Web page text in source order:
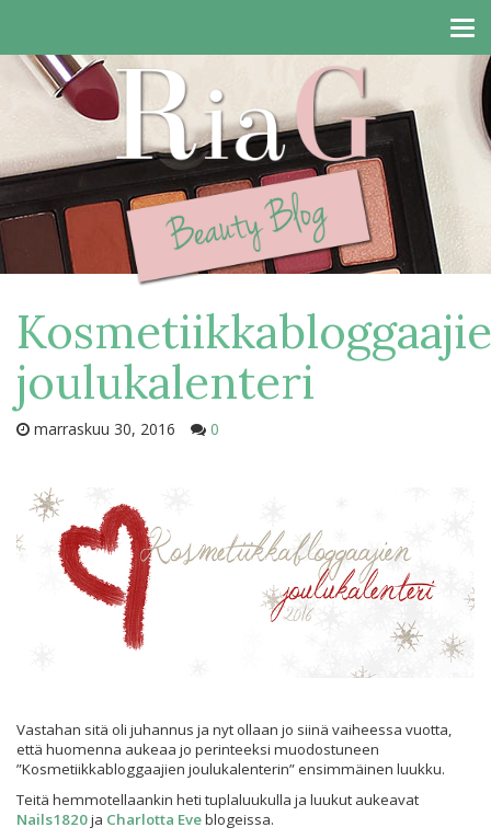
joulukalenteri
marraskuu 30, 2016 0
Vastahan sitä oli juhannus ja nyt ollaan jo siinä vaiheessa vuotta,
että huomenna aukeaa jo perinteeksi muodostuneen
”Kosmetiikkabloggaajien joulukalenterin” ensimmäinen luukku.
Teitä hemmotellaankin heti tuplaluukulla ja luukut aukeavat
Nails1820ja Charlotta Eveblogeissa.